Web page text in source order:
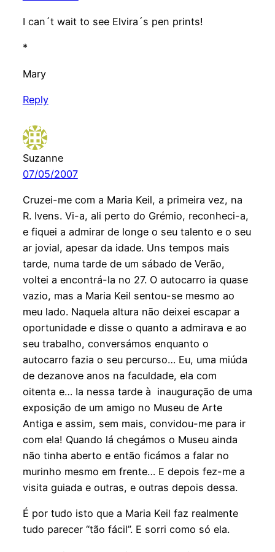
I can´t wait to see Elvira´s pen prints!
*
Mary
Reply
Suzanne
07/05/2007
Cruzei-me com a Maria Keil, a primeira vez, na
R. Ivens. Vi-a, ali perto do Grémio, reconheci-a,
e fiquei a admirar de longe o seu talento e o seu
ar jovial, apesar da idade. Uns tempos mais
tarde, numa tarde de um sábado de Verão,
voltei a encontrá-la no 27. O autocarro ia quase
vazio, mas a Maria Keil sentou-se mesmo ao
meu lado. Naquela altura não deixei escapar a
oportunidade e disse o quanto a admirava e ao
seu trabalho, conversámos enquanto o
autocarro fazia o seu percurso… Eu, uma miúda
de dezanove anos na faculdade, ela com
oitenta e… Ia nessa tarde à inauguração de uma
exposição de um amigo no Museu de Arte
Antiga e assim, sem mais, convidou-me para ir
com ela! Quando lá chegámos o Museu ainda
não tinha aberto e então ficámos a falar no
murinho mesmo em frente… E depois fez-me a
visita guiada e outras, e outras depois dessa.
É por tudo isto que a Maria Keil faz realmente
tudo parecer “tão fácil”. E sorri como só ela.